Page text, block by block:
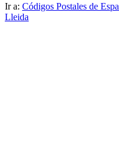
Ir a: Códigos Postales de
Lleida